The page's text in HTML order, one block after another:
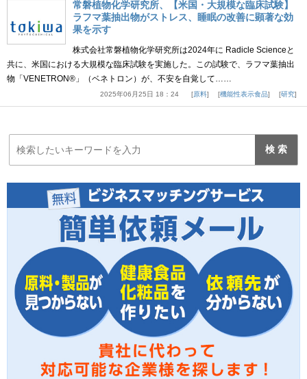
常磐植物化学研究所、【米国・大規模な臨床試験】
ラフマ葉抽出物がストレス、睡眠の改善に顕著な効
果を示す
株式会社常磐植物化学研究所は2024年に Radicle Scienceと
共に、米国における大規模な臨床試験を実施した。この試験で、ラフマ葉抽出
物「VENETRON®」（ベネトロン）が、不安を自覚して……
2025年06月25日 18：24 原料 機能性表示食品 研究